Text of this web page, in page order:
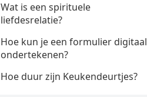
Wat is een spirituele
liefdesrelatie?
Hoe kun je een formulier digitaal
ondertekenen?
Hoe duur zijn Keukendeurtjes?